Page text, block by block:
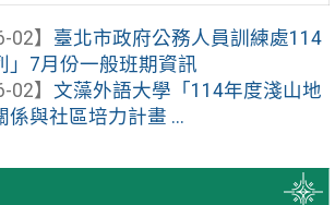
02】 臺北市政府公務人員訓練處114
」7月份一般班期資訊
02】 文藻外語大學「114年度淺山地
係與社區培力計畫 ...